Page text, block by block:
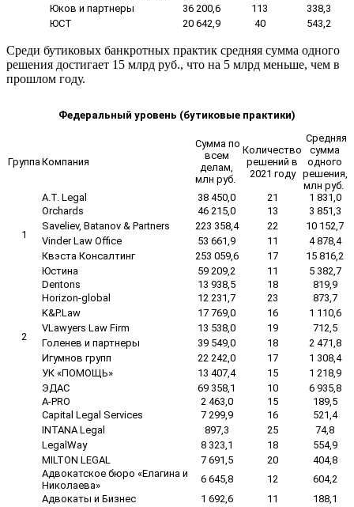
Юков и партнеры
36 200,6 113
338,3
ЮСТ
20 642,9 40 543,2
Среди бутиковых банкротных практик средняя сумма одного
решения достигает 15 млрд руб., что на 5 млрд меньше, чем в
прошлом году.
Федеральный уровень (бутиковые практики)
Группа Компания
Сумма по
всем
делам,
млн руб.
Количество
решений в
2021 году
Средняя
сумма
одного
решения,
млн руб.
1
A.Т. Legal 38 450,0 21
1 831,0
Orchards
46 215,0 13
3 851,3
Saveliev, Batanov & Partners
223 358,4 22
10 152,7
Vinder Law Office
53 661,9 11
4 878,4
Квэста Консалтинг
253 059,6 17
15 816,2
Юстина
59 209,2 11 5 382,7
2
Dentons 13 938,5 18
819,9
Horizon-global
12 231,7 23
873,7
K&P.Law
17 769,0 16
1 110,6
VLawyers Law Firm
13 538,0 19
712,5
Голенев и партнеры
39 549,0 18
2 471,8
Игумнов групп
22 242,0 17
1 308,4
УК «ПОМОЩЬ»
13 407,4 15
1 218,9
ЭДАС
69 358,1 10
6 935,8
A-PRO
2 463,0 15
189,5
Capital Legal Services
7 299,9 16
521,4
INTANA Legal
897,3 25
74,8
LegalWay
8 323,1 18
554,9
MILTON LEGAL
7 691,5 20
404,8
Адвокатское бюро «Елагина и
Николаева»
6 645,8 12
604,2
Адвокаты и Бизнес
1 692,6 11 188,1